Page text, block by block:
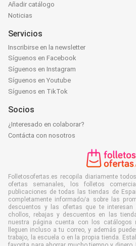
Añadir catálogo
Noticias
Servicios
Inscribirse en la newsletter
Síguenos en Facebook
Síguenos en Instagram
Síguenos en Youtube
Síguenos en TikTok
Socios
¿Interesado en colaborar?
Contácta con nosotros
Folletosofertas.es recopila diariamente
ofertas semanales, los folletos
publicaciones de todas las tiendas de
completamente informado/a sobre las
descuentos y las ofertas que te interesan
chollos, rebajas y descuentos en las
nuestra página cuenta con los catálogos
lleguen incluso a tu correo, y además
trabajo, la escuela o en la propia tienda.